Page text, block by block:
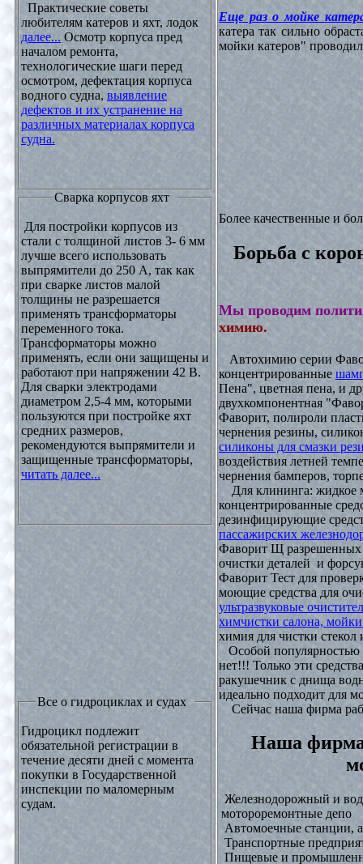
Практические советы
любителям катеров и яхт, лодок
далее... Осмотр корпуса пред
началом ремонта,
технологические шаги перед
осмотром, дефектация корпуса
водного судна, выявление
дефектов и их устранение на
различных материалах корпуса
судна.
Сварка корпусов яхт
Для постройки корпусов из
стали с толщиной листов 3- 6 мм
лучше всего использовать
выпрямители до 250 А, так как
при сварке листов малой
толщины не разрешается
применять трансформаторы
переменного тока.
Трансформаторы можно
применять, если они защищены и
работают при напряжении 42 В.
Для сварки электродами
диаметром 2,5-4 мм, которыми
пользуются при постройке яхт
средних размеров,
рекомендуются выпрямители и
защищенные трансформаторы,
читать далее...
Все о гидроциклах и судах
Гидроцикл подлежит
обязательной регистрации в
течение десяти дней с момента
покупки в Государственной
инспекции по маломерным
судам.
Еще раз о мойке
катера так сильно
мойки катеров"
Более качественные и
Борьба с
Мы проводим
химию.
Автохимию серии
концентрированные
Пена", цветная пена, и
двухкомпонентная
Фаворит, полироли
чернения резины,
силиконы для смазки
воздействия летней
чернения бамперов,
Для клининга: жидкое
концентрированные
дезинфицирующие
пассажирских
Фаворит Щ
очистки деталей и
Фаворит Тест для
моющие средства для
ультразвуковые
химчистки салона,
химия для чистки стекол
Особой популярностью
нет!!! Только эти
ракушечник с днища
идеально подходит для
Сейчас наша фирма
Наша фирма
Железнодорожный и
мотороремонтные депо
Автомоечные станции,
Транспортные
Пищевые и